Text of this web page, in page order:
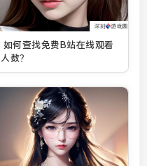
如何查找免费B站在线观看
人数？